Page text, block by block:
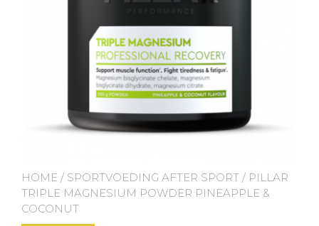
HOME / SPORTVOEDING AFTER SPORT / PILLAR
TRIPLE MAGNESIUM POWDER PINEAPPLE &
COCONUT